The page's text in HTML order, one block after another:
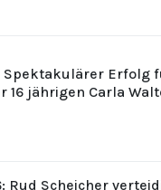
Spektakulärer Erfolg
16 jährigen Carla
Rud Scheicher